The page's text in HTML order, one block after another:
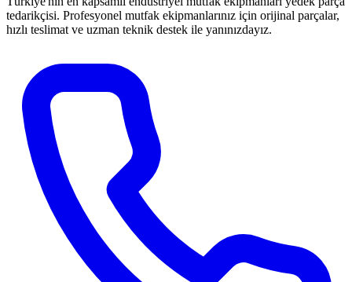
tedarikçisi. Profesyonel mutfak ekipmanlarınız için orijinal parçalar,
hızlı teslimat ve uzman teknik destek ile yanınızdayız.